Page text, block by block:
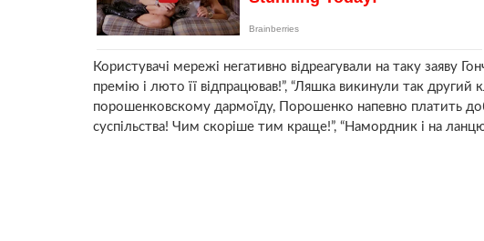
Користувачі мережі негативно відреагували на таку заяву
премію і люто її відпрацював!”, “Ляшка викинули так
порошенковскому дармоїду, Порошенко напевно платить
суспільства! Чим скоріше тим краще!”, “Намордник і на